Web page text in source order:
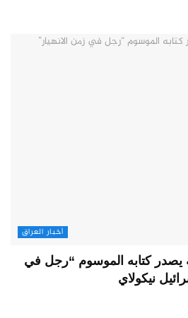
أخبار العراق
يصدر كتابه الموسوم “رجل في
نيكولاي